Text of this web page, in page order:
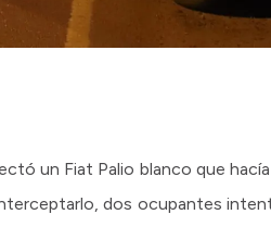
un Fiat Palio blanco que
dos ocupantes